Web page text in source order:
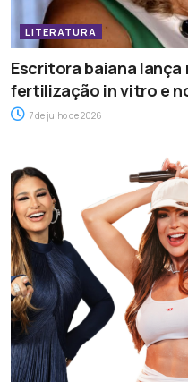
LITERATURA
Escritora baiana lança
fertilização in vitro e
7 de julho de 2026